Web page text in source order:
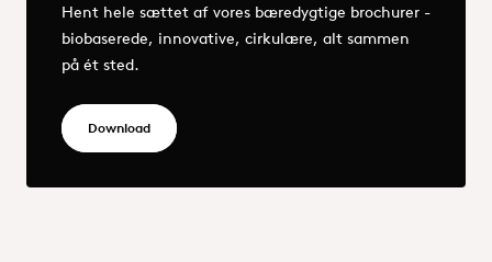
Hent hele sættet af vores bæredygtige brochurer -
biobaserede, innovative, cirkulære, alt sammen
på ét sted.
DownloadOQEMA_Sustainability portfolio brochures.pdf